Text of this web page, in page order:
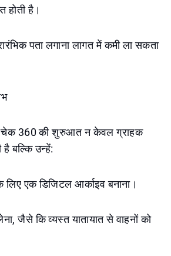
होती है।
पता लगाना लागत में कमी ला सकता
चेक 360 की शुरुआत न केवल ग्राहक
बल्कि उन्हें:
के लिए एक डिजिटल आर्काइव बनाना।
जैसे कि व्यस्त यातायात से वाहनों को